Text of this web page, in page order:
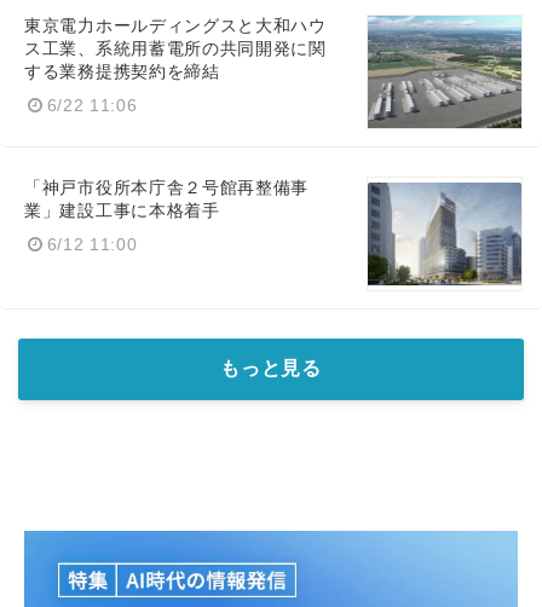
東京電力ホールディングスと大和ハウ
ス工業、系統用蓄電所の共同開発に関
する業務提携契約を締結
6/22 11:06
「神戸市役所本庁舎２号館再整備事
業」建設工事に本格着手
6/12 11:00
もっと見る